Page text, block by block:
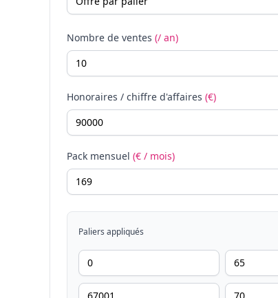
Nombre de ventes (/ an)
Honoraires / chiffre d'affaires (€)
Pack mensuel (€ / mois)
Paliers appliqués